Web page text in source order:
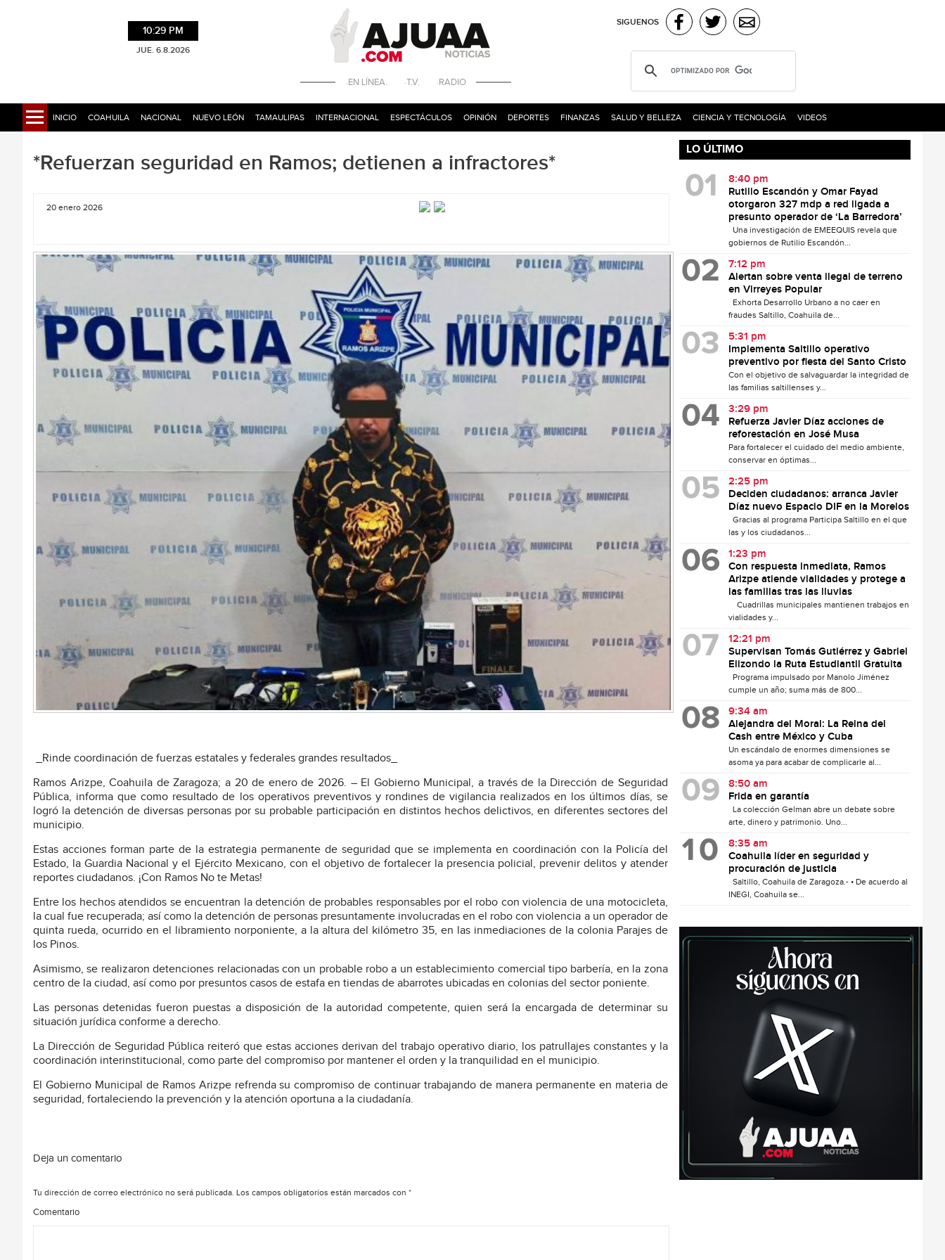
10:29 PM
JUE. 6.8.2026
·EN LÍNEA. ·T.V. ·RADIO
SIGUENOS
INICIO COAHUILA NACIONAL NUEVO LEÓN TAMAULIPAS INTERNACIONAL ESPECTÁCULOS OPINIÓN DEPORTES FINANZAS SALUD Y BELLEZA CIENCIA Y TECNOLOGÍA VIDEOS
*Refuerzan seguridad en Ramos; detienen a infractores*
20 enero 2026
_Rinde coordinación de fuerzas estatales y federales grandes resultados_
Ramos Arizpe, Coahuila de Zaragoza; a 20 de enero de 2026. – El Gobierno Municipal, a través de la Dirección de Seguridad
Pública, informa que como resultado de los operativos preventivos y rondines de vigilancia realizados en los últimos días, se
logró la detención de diversas personas por su probable participación en distintos hechos delictivos, en diferentes sectores del
municipio.
Estas acciones forman parte de la estrategia permanente de seguridad que se implementa en coordinación con la Policía del
Estado, la Guardia Nacional y el Ejército Mexicano, con el objetivo de fortalecer la presencia policial, prevenir delitos y atender
reportes ciudadanos. ¡Con Ramos No te Metas!
Entre los hechos atendidos se encuentran la detención de probables responsables por el robo con violencia de una motocicleta,
la cual fue recuperada; así como la detención de personas presuntamente involucradas en el robo con violencia a un operador de
quinta rueda, ocurrido en el libramiento norponiente, a la altura del kilómetro 35, en las inmediaciones de la colonia Parajes de
los Pinos.
Asimismo, se realizaron detenciones relacionadas con un probable robo a un establecimiento comercial tipo barbería, en la zona
centro de la ciudad, así como por presuntos casos de estafa en tiendas de abarrotes ubicadas en colonias del sector poniente.
Las personas detenidas fueron puestas a disposición de la autoridad competente, quien será la encargada de determinar su
situación jurídica conforme a derecho.
La Dirección de Seguridad Pública reiteró que estas acciones derivan del trabajo operativo diario, los patrullajes constantes y la
coordinación interinstitucional, como parte del compromiso por mantener el orden y la tranquilidad en el municipio.
El Gobierno Municipal de Ramos Arizpe refrenda su compromiso de continuar trabajando de manera permanente en materia de
seguridad, fortaleciendo la prevención y la atención oportuna a la ciudadanía.
Deja un comentario
Tu dirección de correo electrónico no será publicada. Los campos obligatorios están marcados con *
Comentario
LO ÚLTIMO
8:40 pm
Rutilio Escandón y Omar Fayad
otorgaron 327 mdp a red ligada a
presunto operador de ‘La Barredora’
Una investigación de EMEEQUIS revela que
gobiernos de Rutilio Escandón...
7:12 pm
Alertan sobre venta ilegal de terreno
en Virreyes Popular
Exhorta Desarrollo Urbano a no caer en
fraudes Saltillo, Coahuila de...
5:31 pm
Implementa Saltillo operativo
preventivo por fiesta del Santo Cristo
Con el objetivo de salvaguardar la integridad de
las familias saltillenses y...
3:29 pm
Refuerza Javier Díaz acciones de
reforestación en José Musa
Para fortalecer el cuidado del medio ambiente,
conservar en óptimas...
2:25 pm
Deciden ciudadanos: arranca Javier
Díaz nuevo Espacio DIF en la Morelos
Gracias al programa Participa Saltillo en el que
las y los ciudadanos...
1:23 pm
Con respuesta inmediata, Ramos
Arizpe atiende vialidades y protege a
las familias tras las lluvias
Cuadrillas municipales mantienen trabajos en
vialidades y...
12:21 pm
Supervisan Tomás Gutiérrez y Gabriel
Elizondo la Ruta Estudiantil Gratuita
Programa impulsado por Manolo Jiménez
cumple un año; suma más de 800...
9:34 am
Alejandra del Moral: La Reina del
Cash entre México y Cuba
Un escándalo de enormes dimensiones se
asoma ya para acabar de complicarle al...
8:50 am
Frida en garantía
La colección Gelman abre un debate sobre
arte, dinero y patrimonio. Uno...
8:35 am
Coahuila líder en seguridad y
procuración de justicia
Saltillo, Coahuila de Zaragoza.- • De acuerdo al
INEGI, Coahuila se...